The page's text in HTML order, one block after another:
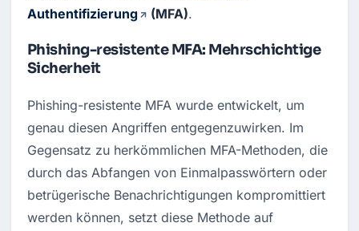
Authentifizierung
(MFA).
Phishing-resistente MFA: Mehrschichtige
Sicherheit
Phishing-resistente MFA wurde entwickelt, um
genau diesen Angriffen entgegenzuwirken. Im
Gegensatz zu herkömmlichen MFA-Methoden, die
durch das Abfangen von Einmalpasswörtern oder
betrügerische Benachrichtigungen kompromittiert
werden können, setzt diese Methode auf